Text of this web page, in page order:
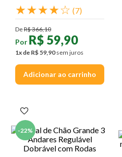
para Lavanderia
Pequena
★★★★☆ (7)
DeR$366,10
Por R$ 59,90
1x de R$ 59 90sem juros
Adicionar ao carrinho
-22%